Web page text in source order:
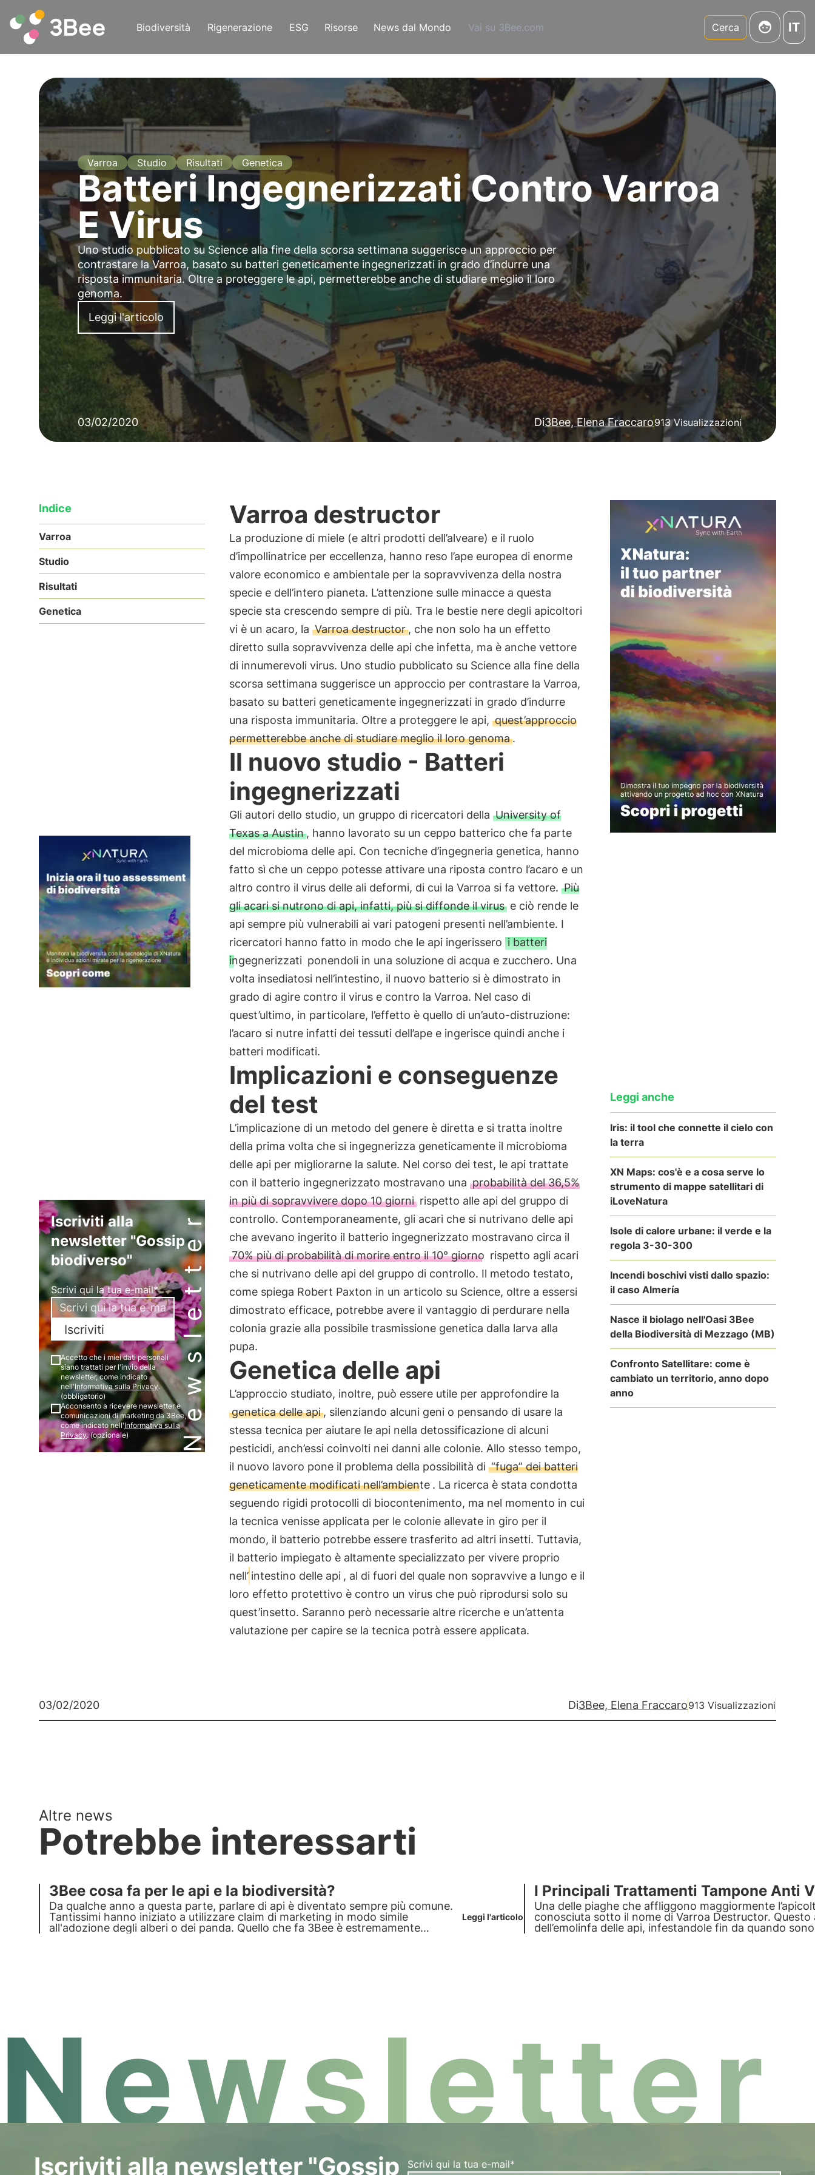
Biodiversità Rigenerazione ESG Risorse News dal Mondo Vai su 3Bee.com Cerca IT
Varroa Studio Risultati Genetica
Batteri Ingegnerizzati Contro Varroa
E Virus
Uno studio pubblicato su Science alla fine della scorsa settimana suggerisce un approccio per
contrastare la Varroa, basato su batteri geneticamente ingegnerizzati in grado d’indurre una
risposta immunitaria. Oltre a proteggere le api, permetterebbe anche di studiare meglio il loro
genoma.
Leggi l'articolo
03/02/2020 Di3Bee, Elena Fraccaro913 Visualizzazioni
Indice
Varroa
Studio
Risultati
Genetica
Newsletter
Iscriviti alla
newsletter "Gossip
biodiverso"
Scrivi qui la tua e-mail*
Iscriviti
Accetto che i miei dati personali
siano trattati per l'invio della
newsletter, come indicato
nell'Informativa sulla Privacy.
(obbligatorio)
Acconsento a ricevere newsletter e
comunicazioni di marketing da 3Bee,
come indicato nell'Informativa sulla
Privacy. (opzionale)
Varroa destructor
La produzione di miele (e altri prodotti dell’alveare) e il ruolo
d’impollinatrice per eccellenza, hanno reso l’ape europea di enorme
valore economico e ambientale per la sopravvivenza della nostra
specie e dell’intero pianeta. L’attenzione sulle minacce a questa
specie sta crescendo sempre di più. Tra le bestie nere degli apicoltori
vi è un acaro, la Varroa destructor, che non solo ha un effetto
diretto sulla sopravvivenza delle api che infetta, ma è anche vettore
di innumerevoli virus. Uno studio pubblicato su Science alla fine della
scorsa settimana suggerisce un approccio per contrastare la Varroa,
basato su batteri geneticamente ingegnerizzati in grado d’indurre
una risposta immunitaria. Oltre a proteggere le api, quest’approccio
permetterebbe anche di studiare meglio il loro genoma.
Il nuovo studio - Batteri
ingegnerizzati
Gli autori dello studio, un gruppo di ricercatori della University of
Texas a Austin, hanno lavorato su un ceppo batterico che fa parte
del microbioma delle api. Con tecniche d’ingegneria genetica, hanno
fatto sì che un ceppo potesse attivare una riposta contro l’acaro e un
altro contro il virus delle ali deformi, di cui la Varroa si fa vettore. Più
gli acari si nutrono di api, infatti, più si diffonde il viruse ciò rende le
api sempre più vulnerabili ai vari patogeni presenti nell’ambiente. I
ricercatori hanno fatto in modo che le api ingerissero i batteri
ingegnerizzati ponendoli in una soluzione di acqua e zucchero. Una
volta insediatosi nell’intestino, il nuovo batterio si è dimostrato in
grado di agire contro il virus e contro la Varroa. Nel caso di
quest’ultimo, in particolare, l’effetto è quello di un’auto-distruzione:
l’acaro si nutre infatti dei tessuti dell’ape e ingerisce quindi anche i
batteri modificati.
Implicazioni e conseguenze
del test
L’implicazione di un metodo del genere è diretta e si tratta inoltre
della prima volta che si ingegnerizza geneticamente il microbioma
delle api per migliorarne la salute. Nel corso dei test, le api trattate
con il batterio ingegnerizzato mostravano una probabilità del 36,5%
in più di sopravvivere dopo 10 giornirispetto alle api del gruppo di
controllo. Contemporaneamente, gli acari che si nutrivano delle api
che avevano ingerito il batterio ingegnerizzato mostravano circa il
70% più di probabilità di morire entro il 10° giorno rispetto agli acari
che si nutrivano delle api del gruppo di controllo. Il metodo testato,
come spiega Robert Paxton in un articolo su Science, oltre a essersi
dimostrato efficace, potrebbe avere il vantaggio di perdurare nella
colonia grazie alla possibile trasmissione genetica dalla larva alla
pupa.
Genetica delle api
L’approccio studiato, inoltre, può essere utile per approfondire la
genetica delle api, silenziando alcuni geni o pensando di usare la
stessa tecnica per aiutare le api nella detossificazione di alcuni
pesticidi, anch’essi coinvolti nei danni alle colonie. Allo stesso tempo,
il nuovo lavoro pone il problema della possibilità di “fuga” dei batteri
geneticamente modificati nell’ambiente . La ricerca è stata condotta
seguendo rigidi protocolli di biocontenimento, ma nel momento in cui
la tecnica venisse applicata per le colonie allevate in giro per il
mondo, il batterio potrebbe essere trasferito ad altri insetti. Tuttavia,
il batterio impiegato è altamente specializzato per vivere proprio
nell’ intestino delle api , al di fuori del quale non sopravvive a lungo e il
loro effetto protettivo è contro un virus che può riprodursi solo su
quest’insetto. Saranno però necessarie altre ricerche e un’attenta
valutazione per capire se la tecnica potrà essere applicata.
Leggi anche
Iris: il tool che connette il cielo con
la terra
XN Maps: cos'è e a cosa serve lo
strumento di mappe satellitari di
iLoveNatura
Isole di calore urbane: il verde e la
regola 3-30-300
Incendi boschivi visti dallo spazio:
il caso Almería
Nasce il biolago nell'Oasi 3Bee
della Biodiversità di Mezzago (MB)
Confronto Satellitare: come è
cambiato un territorio, anno dopo
anno
03/02/2020 Di3Bee, Elena Fraccaro913 Visualizzazioni
Altre news
Potrebbe interessarti
3Bee cosa fa per le api e la biodiversità?
Da qualche anno a questa parte, parlare di api è diventato sempre più comune.
Tantissimi hanno iniziato a utilizzare claim di marketing in modo simile
all'adozione degli alberi o dei panda. Quello che fa 3Bee è estremamente
Leggi l'articolo
I Principali Trattamenti Tampone Anti
Una delle piaghe che affliggono maggiormente
conosciuta sotto il nome di Varroa Destructor.
dell’emolinfa delle api, infestandole fin da quando
Newsletter
Iscriviti alla newsletter "Gossip Scrivi qui la tua e-mail*